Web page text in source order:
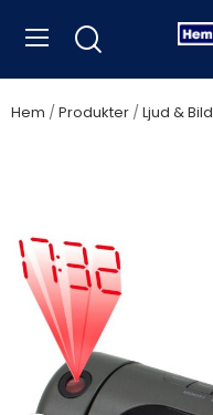
Hem Produkter Ljud & Bild